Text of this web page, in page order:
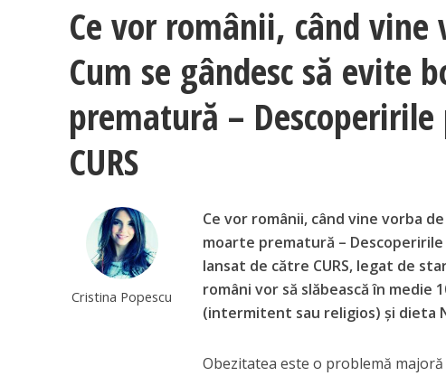
Ce vor românii, când
Cum se gândesc să evite
prematură –
CURS
Cristina Popescu
Ce vor românii, când vine vorba
moarte prematură – Descoperirile
lansat de către CURS, legat de
români vor să slăbească în medie
(intermitent sau religios) și dieta
Obezitatea este o problemă